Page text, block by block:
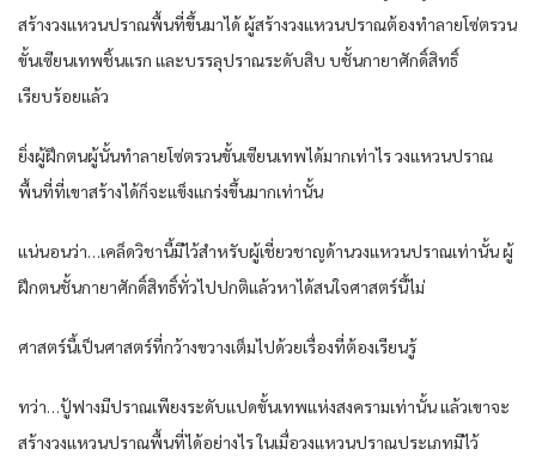
สร้าง​วงแหวน​ปราณ​พื้นที่​ขึ้น​มาได้​ ผู้สร้าง​วงแหวน​ปราณ​ต้อง​ทำลาย​โซ่ตรวน​
ขั้น​เซียน​เทพ​ชิ้น​แรก​ และ​บรรลุ​ปราณ​ระดับ​สิบ บ​ชั้น​กา​ยา​ศักดิ์สิทธิ์​
เรียบร้อย​แล้ว​
ยิ่ง​ผู้ฝึก​ตน​ผู้​นั้น​ทำลาย​โซ่ตรวน​ขั้น​เซียน​เทพ​ได้​มาก​เท่าไร​ วงแหวน​ปราณ​
พื้นที่​ที่​เขา​สร้าง​ได้​ก็​จะแข็งแกร่ง​ขึ้น​มาก​เท่านั้น​
แน่นอน​ว่า​…เคล็ด​วิชา​นี้​มีไว้​สำหรับ​ผู้เชี่ยวชาญ​ด้าน​วงแหวน​ปราณ​เท่านั้น​ ผู้
ฝึก​ตน​ชั้น​กา​ยา​ศักดิ์สิทธิ์​ทั่วไป​ปกติ​แล้​วหา​ได้​สนใจ​ศาสตร์​นี้​ไม่
ศาสตร์​นี้​เป็น​ศาสตร์​ที่​กว้างขวาง​เต็มไปด้วย​เรื่อง​ที่​ต้อง​เรียนรู้​
ทว่า​…ปู้ฟางมีปราณ​เพียง​ระดับ​แปด​ขั้น​เทพ​แห่ง​สงคราม​เท่านั้น​ แล้ว​เขา​จะ
สร้าง​วงแหวน​ปราณ​พื้นที่​ได้​อย่างไร​ ใน​เมื่อ​วงแหวน​ปราณ​ประเภท​มีไว้​